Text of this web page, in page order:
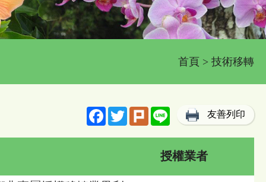
首頁 > 技術移轉
FacebookTwitterPlurk Line 友善列印
授權業者